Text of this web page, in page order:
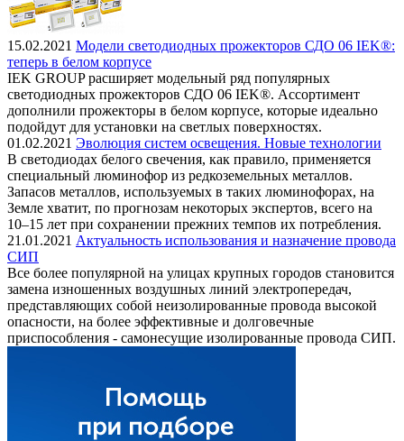
15.02.2021 Модели светодиодных прожекторов СДО 06 IEK®:
теперь в белом корпусе
IEK GROUP расширяет модельный ряд популярных
светодиодных прожекторов СДО 06 IEK®. Ассортимент
дополнили прожекторы в белом корпусе, которые идеально
подойдут для установки на светлых поверхностях.
01.02.2021 Эволюция систем освещения. Новые технологии
В светодиодах белого свечения, как правило, применяется
специальный люминофор из редкоземельных металлов.
Запасов металлов, используемых в таких люминофорах, на
Земле хватит, по прогнозам некоторых экспертов, всего на
10–15 лет при сохранении прежних темпов их потребления.
21.01.2021 Актуальность использования и назначение провода
СИП
Все более популярной на улицах крупных городов становится
замена изношенных воздушных линий электропередач,
представляющих собой неизолированные провода высокой
опасности, на более эффективные и долговечные
приспособления - самонесущие изолированные провода СИП.